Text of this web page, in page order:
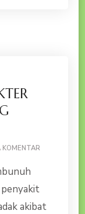
PASIEN
akibat